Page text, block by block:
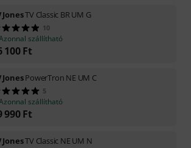
JonesTV Classic BR UM G
10
szállítható
100 Ft
JonesPowerTron NE UM C
5
szállítható
990 Ft
JonesTV Classic NE UM N